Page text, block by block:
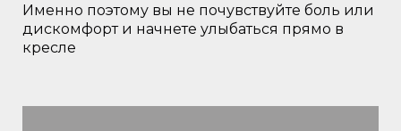
Именно поэтому вы не почувствуйте боль или
дискомфорт и начнете улыбаться прямо в
кресле